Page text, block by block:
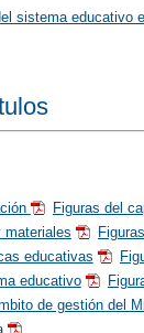
sistema educativo
Figuras del
materiales
educativas
educativo
de gestión del